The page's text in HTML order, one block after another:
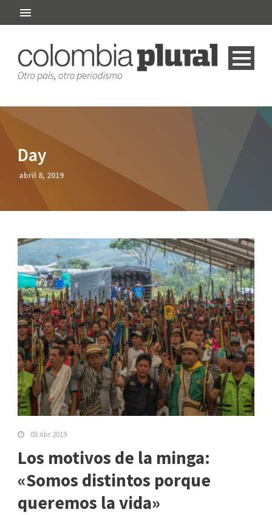
Day
abril 8, 2019
08 Abr 2019
Los motivos de la minga:
«Somos distintos porque
queremos la vida»